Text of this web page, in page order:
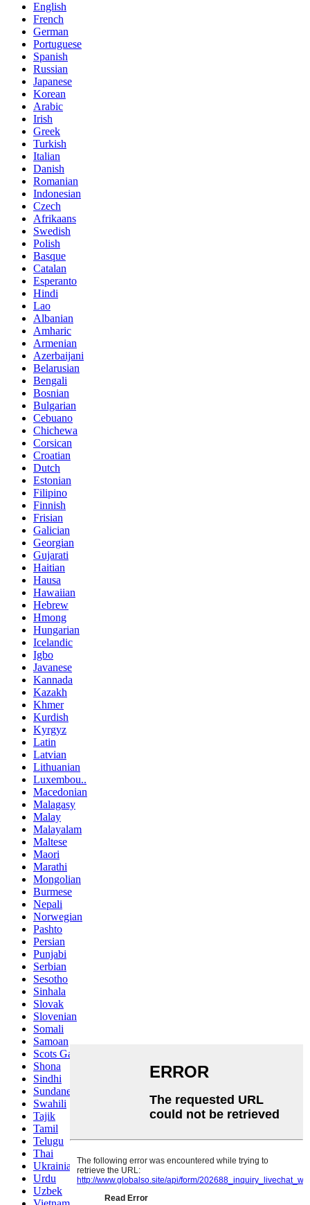
English
French
German
Portuguese
Spanish
Russian
Japanese
Korean
Arabic
Irish
Greek
Turkish
Italian
Danish
Romanian
Indonesian
Czech
Afrikaans
Swedish
Polish
Basque
Catalan
Esperanto
Hindi
Lao
Albanian
Amharic
Armenian
Azerbaijani
Belarusian
Bengali
Bosnian
Bulgarian
Cebuano
Chichewa
Corsican
Croatian
Dutch
Estonian
Filipino
Finnish
Frisian
Galician
Georgian
Gujarati
Haitian
Hausa
Hawaiian
Hebrew
Hmong
Hungarian
Icelandic
Igbo
Javanese
Kannada
Kazakh
Khmer
Kurdish
Kyrgyz
Latin
Latvian
Lithuanian
Luxembou..
Macedonian
Malagasy
Malay
Malayalam
Maltese
Maori
Marathi
Mongolian
Burmese
Nepali
Norwegian
Pashto
Persian
Punjabi
Serbian
Sesotho
Sinhala
Slovak
Slovenian
Somali
Samoan
Scots Gaelic
Shona
Sindhi
Sundanese
Swahili
Tajik
Tamil
Telugu
Thai
Ukrainian
Urdu
Uzbek